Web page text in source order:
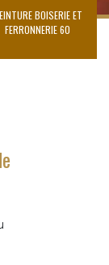
BOISERIE ET
FERRONNERIE 60